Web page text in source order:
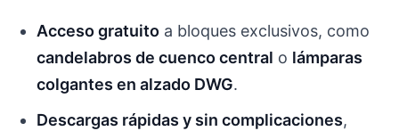
Acceso gratuito a bloques exclusivos, como
candelabros de cuenco central o lámparas
colgantes en alzado DWG.
Descargas rápidas y sin complicaciones,